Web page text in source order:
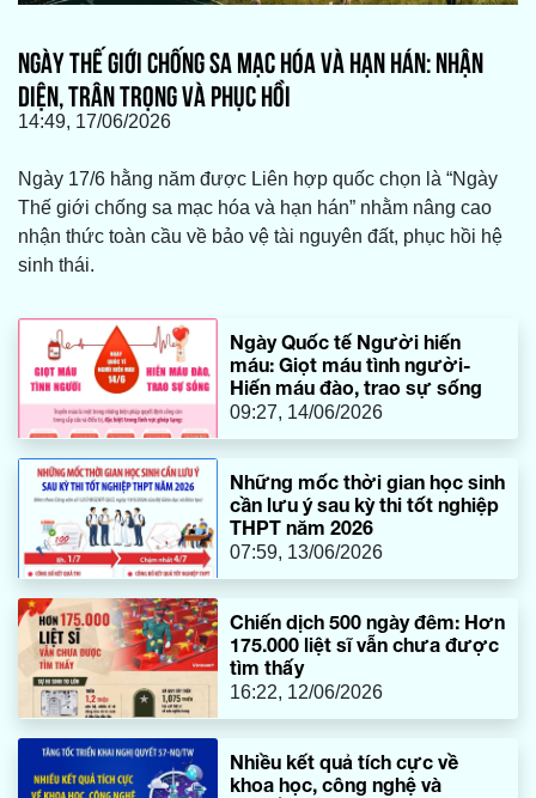
NGÀY THẾ GIỚI CHỐNG SA MẠC HÓA VÀ HẠN HÁN: NHẬN
DIỆN, TRÂN TRỌNG VÀ PHỤC HỒI
14:49, 17/06/2026
Ngày 17/6 hằng năm được Liên hợp quốc chọn là “Ngày
Thế giới chống sa mạc hóa và hạn hán” nhằm nâng cao
nhận thức toàn cầu về bảo vệ tài nguyên đất, phục hồi hệ
sinh thái.
Ngày Quốc tế Người hiến
máu: Giọt máu tình người-
Hiến máu đào, trao sự sống
09:27, 14/06/2026
Những mốc thời gian học sinh
cần lưu ý sau kỳ thi tốt nghiệp
THPT năm 2026
07:59, 13/06/2026
Chiến dịch 500 ngày đêm: Hơn
175.000 liệt sĩ vẫn chưa được
tìm thấy
16:22, 12/06/2026
Nhiều kết quả tích cực về
khoa học, công nghệ và